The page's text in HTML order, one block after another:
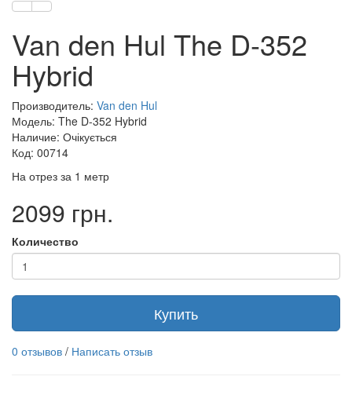
Van den Hul The D-352
Hybrid
Производитель: Van den Hul
Модель: The D-352 Hybrid
Наличие: Очікується
Код: 00714
На отрез за 1 метр
2099 грн.
Количество
Купить
0 отзывов / Написать отзыв